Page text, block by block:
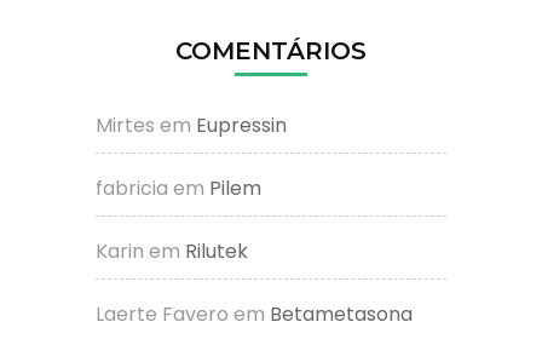
COMENTÁRIOS
Mirtes em Eupressin
fabricia em Pilem
Karin em Rilutek
Laerte Favero em Betametasona